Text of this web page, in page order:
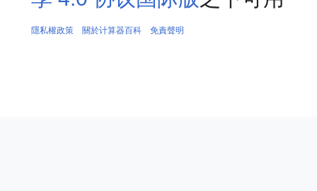
隱私權政策 關於计算器百科 免責聲明